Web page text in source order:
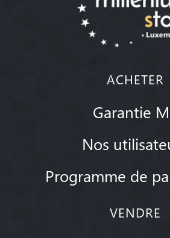
ACHETER
Garantie
Nos
Programme de
VENDRE